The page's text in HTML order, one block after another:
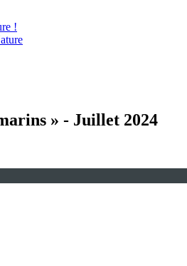
!
» - Juillet 2024